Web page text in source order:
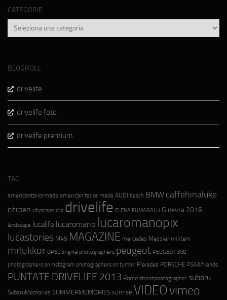
CATEGORIE
Categorie
BLOGROLL
drivelife
drivelife foto
drivelife premium
TAG
americantailormade american tailor made AUDI beach BMW caffehinaluke
citroen cityscape clip drivelife ELENA FUMAGALLI Ginevra 2016
landscape lucalife lucaromano lucaromanopix
lucastories M45 MAGAZINE mercedes Messier militem
mrlukkor OPEL original photographers peugeot PEUGEOT 308
photographers on instagram photographers on tumblr Pleiades PORSCHE PSA&friends
PUNTATE DRIVELIFE 2013 Rome streetphotographer subaru
SubaruMemories SUMMERMEMORIES sunrise VIDEOvimeo